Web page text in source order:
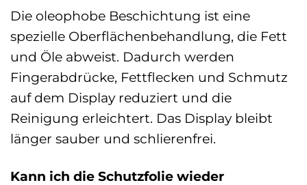
Die oleophobe Beschichtung ist eine
spezielle Oberflächenbehandlung, die Fett
und Öle abweist. Dadurch werden
Fingerabdrücke, Fettflecken und Schmutz
auf dem Display reduziert und die
Reinigung erleichtert. Das Display bleibt
länger sauber und schlierenfrei.
Kann ich die Schutzfolie wieder